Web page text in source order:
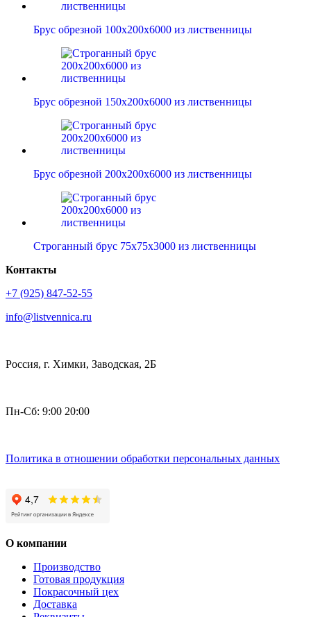
Брус обрезной 100х200х6000 из лиственницы
Брус обрезной 150х200х6000 из лиственницы
Брус обрезной 200х200х6000 из лиственницы
Строганный брус 75х75х3000 из лиственницы
Контакты
+7 (925) 847-52-55
info@listvennica.ru
Россия, г. Химки, Заводская, 2Б
Пн-Сб: 9:00 20:00
Политика в отношении обработки персональных данных
О компании
Производство
Готовая продукция
Покрасочный цех
Доставка